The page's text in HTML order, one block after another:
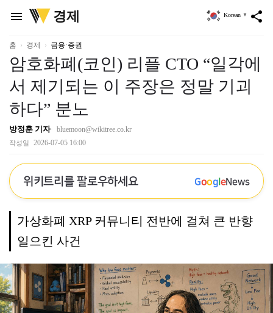
menu
위
키
리
경제 share
Korean ▼
홈 경제 금융·증권
암호화폐(코인) 리플 CTO “일각에
서 제기되는 이 주장은 정말 기괴
하다” 분노
방정훈 기자 bluemoon@wikitree.co.kr
작성일 2026-07-05 16:00
위키트리를 팔로우하세요 GoogleNews
가상화폐 XRP 커뮤니티 전반에 걸쳐 큰 반향
일으킨 사건